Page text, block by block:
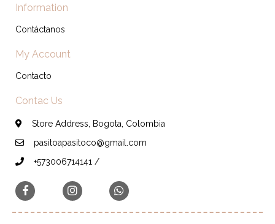
Information
Contáctanos
My Account
Contacto
Contac Us
Store Address, Bogota, Colombia
pasitoapasitoco@gmail.com
+573006714141 /